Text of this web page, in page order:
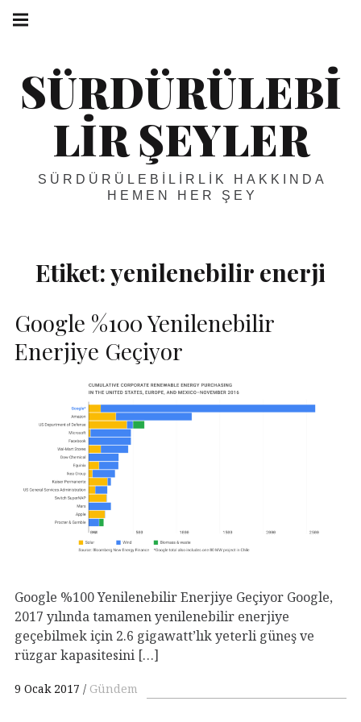
Skip
SÜRDÜRÜLEBI
LIR ŞEYLER
SÜRDÜRÜLEBILIRLIK HAKKINDA
HEMEN HER ŞEY
navigation
Etiket:yenilenebilir enerji
Google %100 Yenilenebilir
Enerjiye Geçiyor
Google %100 Yenilenebilir Enerjiye Geçiyor Google,
2017 yılında tamamen yenilenebilir enerjiye
geçebilmek için 2.6 gigawatt’lık yeterli güneş ve
rüzgar kapasitesini […]
9 Ocak 2017 Gündem